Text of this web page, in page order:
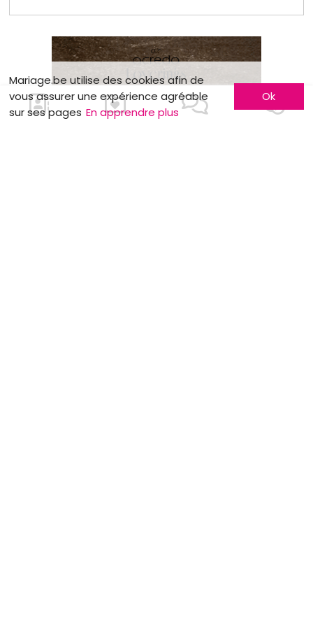
Mariage.be utilise des cookies afin de
vous assurer une expérience agréable
sur ses pages En apprendre plus
Ok